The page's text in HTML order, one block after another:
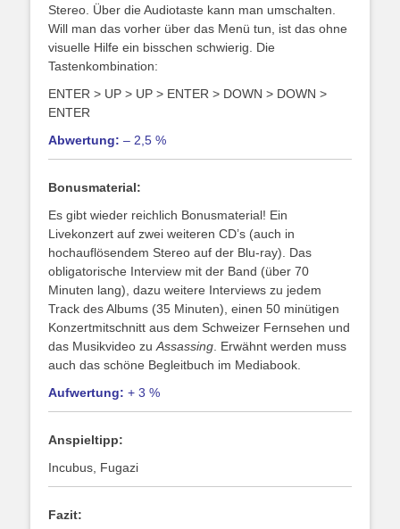
Stereo. Über die Audiotaste kann man umschalten.
Will man das vorher über das Menü tun, ist das ohne
visuelle Hilfe ein bisschen schwierig. Die
Tastenkombination:
ENTER > UP > UP > ENTER > DOWN > DOWN >
ENTER
Abwertung: – 2,5 %
Bonusmaterial:
Es gibt wieder reichlich Bonusmaterial! Ein
Livekonzert auf zwei weiteren CD’s (auch in
hochauflösendem Stereo auf der Blu-ray). Das
obligatorische Interview mit der Band (über 70
Minuten lang), dazu weitere Interviews zu jedem
Track des Albums (35 Minuten), einen 50 minütigen
Konzertmitschnitt aus dem Schweizer Fernsehen und
das Musikvideo zuAssassing. Erwähnt werden muss
auch das schöne Begleitbuch im Mediabook.
Aufwertung: + 3 %
Anspieltipp:
Incubus, Fugazi
Fazit: